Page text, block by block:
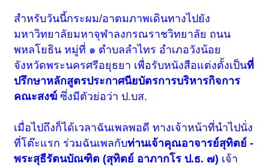
สำหรับวันนี้กระผม/อาตมภาพเดินทางไปยัง
มหาวิทยาลัยมหาจุฬาลงกรณราชวิทยาลัย ถนน
พหลโยธิน หมู่ที่ ๑ ตำบลลำไทร อำเภอวังน้อย
จังหวัดพระนครศรีอยุธยา เพื่อรับหนังสือแต่งตั้งเป็นที่
ปรึกษาหลักสูตรประกาศนียบัตรการบริหารกิจการ
คณะสงฆ์ ซึ่งมีตัวย่อว่า ป.บส.
เมื่อไปถึงก็ได้เวลาฉันเพลพอดี ทางเจ้าหน้าที่นำไปนั่ง
ที่โต๊ะแรก ร่วมฉันเพลกับท่านเจ้าคุณอาจารย์สุทิตย์ -
พระสุธีรัตนบัณฑิต (สุทิตย์ อาภากโร ป.ธ. ๗) เจ้า